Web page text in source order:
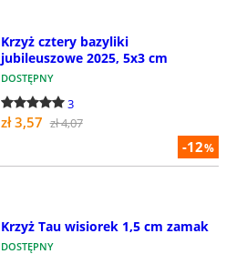
-12%
Krzyż cztery bazyliki
jubileuszowe 2025, 5x3 cm
DOSTĘPNY
3
zł 3,57 zł 4,07
Krzyż Tau wisiorek 1,5 cm zamak
DOSTĘPNY